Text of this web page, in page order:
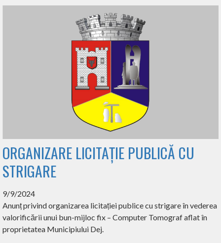
ORGANIZARE LICITAȚIE PUBLICĂ CU
STRIGARE
9/9/2024
Anunț privind organizarea licitației publice cu strigare în vederea
valorificării unui bun-mijloc fix – Computer Tomograf aflat în
proprietatea Municipiului Dej.